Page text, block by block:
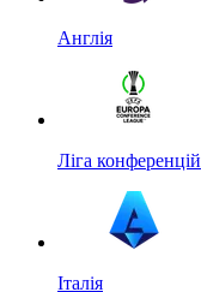
Англія
Ліга конференцій
Італія